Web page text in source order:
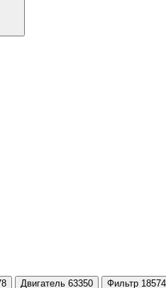
Двигатель 63350 Фильтр 18574